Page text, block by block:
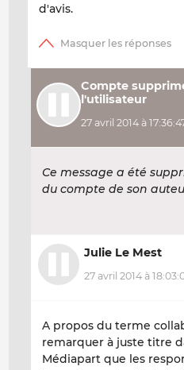
d'avis.
Compte
l'utilisateur
27 avril 2014 à
Ce message a été
du compte de son
Julie Le Mest
27 avril 2014 à
A propos du terme
remarquer à juste titre
Médiapart que les